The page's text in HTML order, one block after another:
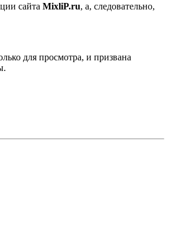
сайта MixliP.ru, а, следовательно,
для просмотра, и призвана